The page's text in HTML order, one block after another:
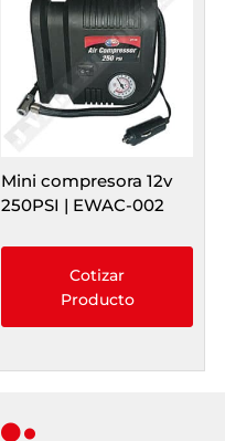
Mini compresora 12v
250PSI | EWAC-002
Cotizar
Producto